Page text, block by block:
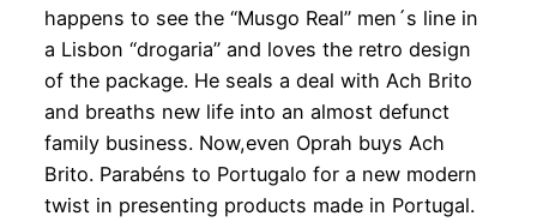
happens to see the “Musgo Real” men´s line in
a Lisbon “drogaria” and loves the retro design
of the package. He seals a deal with Ach Brito
and breaths new life into an almost defunct
family business. Now,even Oprah buys Ach
Brito. Parabéns to Portugalo for a new modern
twist in presenting products made in Portugal.